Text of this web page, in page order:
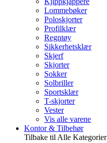
Lommebøker
Poloskjorter
Profilklær
Regntøy
Sikkerhetsklær
Skjerf
Skjorter
Sokker
Solbriller
Sportsklær
T-skjorter
Vester
Vis alle varene
Kontor & Tilbehør
Tilbake til Alle Kategorier